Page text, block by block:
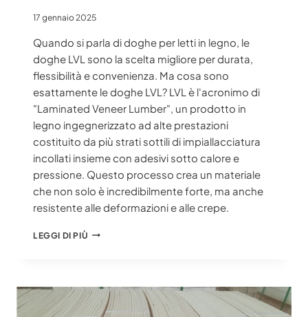
17 gennaio 2025
Quando si parla di doghe per letti in legno, le
doghe LVL sono la scelta migliore per durata,
flessibilità e convenienza. Ma cosa sono
esattamente le doghe LVL? LVL è l'acronimo di
"Laminated Veneer Lumber", un prodotto in
legno ingegnerizzato ad alte prestazioni
costituito da più strati sottili di impiallacciatura
incollati insieme con adesivi sotto calore e
pressione. Questo processo crea un materiale
che non solo è incredibilmente forte, ma anche
resistente alle deformazioni e alle crepe.
LEGGI DI PIÙ DOGHE
DEFINITIVA
ALLE